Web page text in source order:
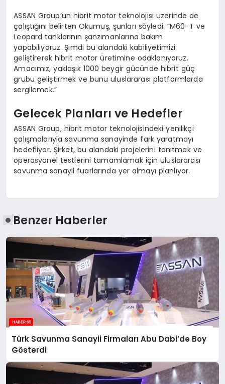
ASSAN Group’un hibrit motor teknolojisi üzerinde de
çalıştığını belirten Okumuş, şunları söyledi: “M60-T ve
Leopard tanklarının şanzımanlarına bakım
yapabiliyoruz. Şimdi bu alandaki kabiliyetimizi
geliştirerek hibrit motor üretimine odaklanıyoruz.
Amacımız, yaklaşık 1000 beygir gücünde hibrit güç
grubu geliştirmek ve bunu uluslararası platformlarda
sergilemek.”
Gelecek Planları ve Hedefler
ASSAN Group, hibrit motor teknolojisindeki yenilikçi
çalışmalarıyla savunma sanayinde fark yaratmayı
hedefliyor. Şirket, bu alandaki projelerini tanıtmak ve
operasyonel testlerini tamamlamak için uluslararası
savunma sanayii fuarlarında yer almayı planlıyor.
Benzer Haberler
Türk Savunma Sanayii Firmaları Abu Dabi’de Boy
Gösterdi